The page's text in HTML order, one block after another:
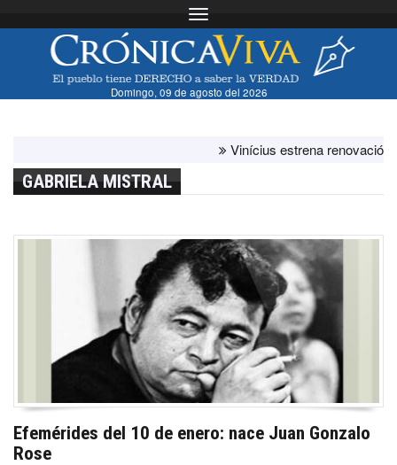
Toggle navigation
Domingo, 09 de agosto del 2026
Vinícius estrena renovación con
GABRIELA MISTRAL
Efemérides del 10 de enero: nace Juan Gonzalo
Rose